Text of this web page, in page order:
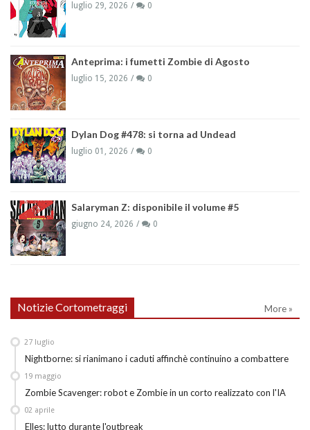
luglio 29, 2026 0
Anteprima: i fumetti Zombie di Agosto
luglio 15, 2026 0
Dylan Dog #478: si torna ad Undead
luglio 01, 2026 0
Salaryman Z: disponibile il volume #5
giugno 24, 2026 0
Notizie Cortometraggi More »
Nightborne: si rianimano i caduti affinchè continuino a combattere
27 luglio
Zombie Scavenger: robot e Zombie in un corto realizzato con l'IA
19 maggio
Elles: lutto durante l'outbreak
02 aprile